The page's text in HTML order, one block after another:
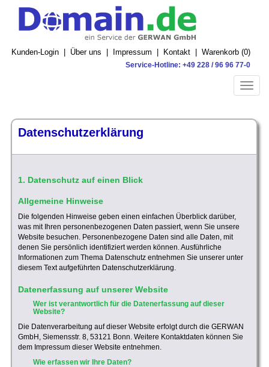
Kunden-Login Über uns Impressum Kontakt Warenkorb (0)
Service-Hotline: +49 228 / 96 96 77-0
Toggle
Datenschutzerklärung
1. Datenschutz auf einen Blick
Allgemeine Hinweise
Die folgenden Hinweise geben einen einfachen Überblick darüber,
was mit Ihren personenbezogenen Daten passiert, wenn Sie unsere
Website besuchen. Personenbezogene Daten sind alle Daten, mit
denen Sie persönlich identifiziert werden können. Ausführliche
Informationen zum Thema Datenschutz entnehmen Sie unserer unter
diesem Text aufgeführten Datenschutzerklärung.
Datenerfassung auf unserer Website
Wer ist verantwortlich für die Datenerfassung auf dieser
Website?
Die Datenverarbeitung auf dieser Website erfolgt durch die GERWAN
GmbH, Siemensstr. 8, 53121 Bonn. Weitere Kontaktdaten können Sie
dem Impressum dieser Website entnehmen.
Wie erfassen wir Ihre Daten?